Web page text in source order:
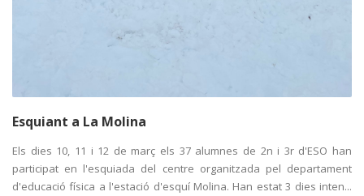
Esquiant a La Molina
Els dies 10, 11 i 12 de març els 37 alumnes de 2n i 3r d'ESO han
participat en l'esquiada del centre organitzada pel departament
d'educació física a l'estació d'esquí Molina. Han estat 3 dies inten...